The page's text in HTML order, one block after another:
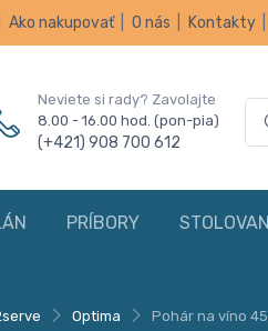
Ako nakupovať O nás Kontakty
Neviete si rady? Zavolajte
8.00 - 16.00 hod. (pon-pia)
(+421) 908 700 612
PRÍBORY
Optima Pohár na víno